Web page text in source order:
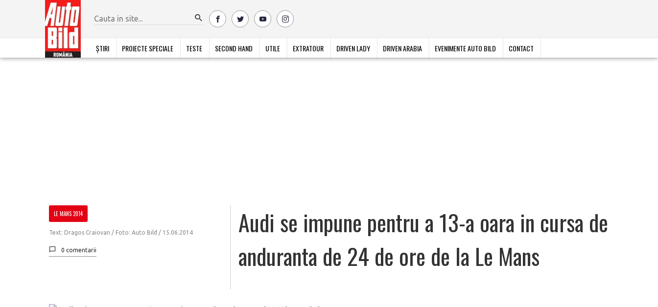
ȘTIRI PROIECTE SPECIALE TESTE SECOND HAND UTILE EXTRATOUR DRIVEN LADY DRIVEN ARABIA EVENIMENTE AUTO BILD CONTACT
LE MANS 2014
Text: Dragos Craiovan / Foto: Auto Bild / 15.06.2014
0 comentarii
Audi se impune pentru a 13-a oara in cursa de
anduranta de 24 de ore de la Le Mans